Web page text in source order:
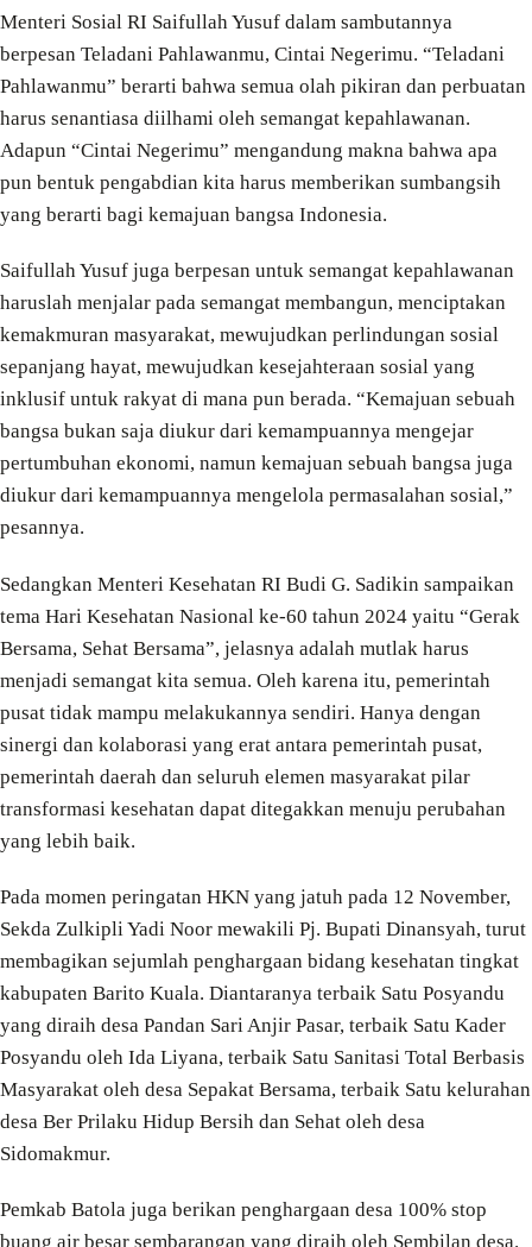
Menteri Sosial RI Saifullah Yusuf dalam sambutannya
berpesan Teladani Pahlawanmu, Cintai Negerimu. “Teladani
Pahlawanmu” berarti bahwa semua olah pikiran dan perbuatan
harus senantiasa diilhami oleh semangat kepahlawanan.
Adapun “Cintai Negerimu” mengandung makna bahwa apa
pun bentuk pengabdian kita harus memberikan sumbangsih
yang berarti bagi kemajuan bangsa Indonesia.
Saifullah Yusuf juga berpesan untuk semangat kepahlawanan
haruslah menjalar pada semangat membangun, menciptakan
kemakmuran masyarakat, mewujudkan perlindungan sosial
sepanjang hayat, mewujudkan kesejahteraan sosial yang
inklusif untuk rakyat di mana pun berada. “Kemajuan sebuah
bangsa bukan saja diukur dari kemampuannya mengejar
pertumbuhan ekonomi, namun kemajuan sebuah bangsa juga
diukur dari kemampuannya mengelola permasalahan sosial,”
pesannya.
Sedangkan Menteri Kesehatan RI Budi G. Sadikin sampaikan
tema Hari Kesehatan Nasional ke-60 tahun 2024 yaitu “Gerak
Bersama, Sehat Bersama”, jelasnya adalah mutlak harus
menjadi semangat kita semua. Oleh karena itu, pemerintah
pusat tidak mampu melakukannya sendiri. Hanya dengan
sinergi dan kolaborasi yang erat antara pemerintah pusat,
pemerintah daerah dan seluruh elemen masyarakat pilar
transformasi kesehatan dapat ditegakkan menuju perubahan
yang lebih baik.
Pada momen peringatan HKN yang jatuh pada 12 November,
Sekda Zulkipli Yadi Noor mewakili Pj. Bupati Dinansyah, turut
membagikan sejumlah penghargaan bidang kesehatan tingkat
kabupaten Barito Kuala. Diantaranya terbaik Satu Posyandu
yang diraih desa Pandan Sari Anjir Pasar, terbaik Satu Kader
Posyandu oleh Ida Liyana, terbaik Satu Sanitasi Total Berbasis
Masyarakat oleh desa Sepakat Bersama, terbaik Satu kelurahan
desa Ber Prilaku Hidup Bersih dan Sehat oleh desa
Sidomakmur.
Pemkab Batola juga berikan penghargaan desa 100% stop
buang air besar sembarangan yang diraih oleh Sembilan desa.